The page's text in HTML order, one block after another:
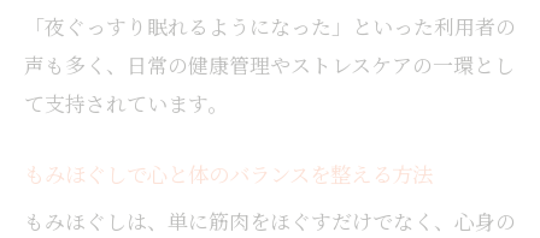
「夜ぐっすり眠れるようになった」といった利用者の
声も多く、日常の健康管理やストレスケアの一環とし
て支持されています。
もみほぐしで心と体のバランスを整える方法
もみほぐしは、単に筋肉をほぐすだけでなく、心身の